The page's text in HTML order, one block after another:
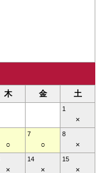
木 金 土
1
×
○
7
○
8
×
×
14
×
15
×